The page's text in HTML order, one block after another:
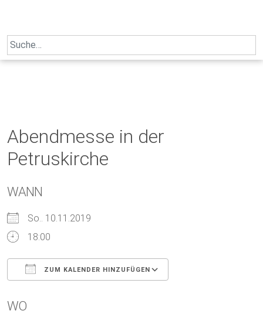
Search
for:
Abendmesse in der
Petruskirche
WANN
So.. 10.11.2019
18:00
ZUM KALENDER HINZUFÜGEN
WO